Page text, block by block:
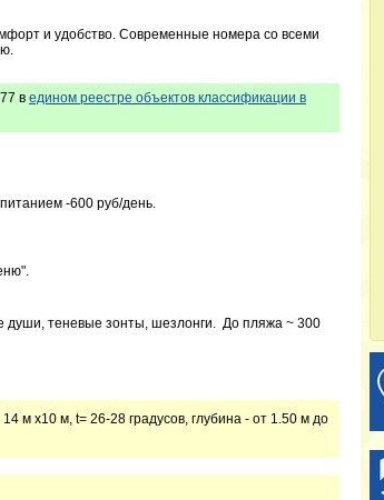
и удобство. Современные номера со всеми
в едином реестре объектов классификации в
-600 руб/день.
души, теневые зонты, шезлонги. До пляжа ~ 300
м x10 м, t= 26-28 градусов, глубина - от 1.50 м до